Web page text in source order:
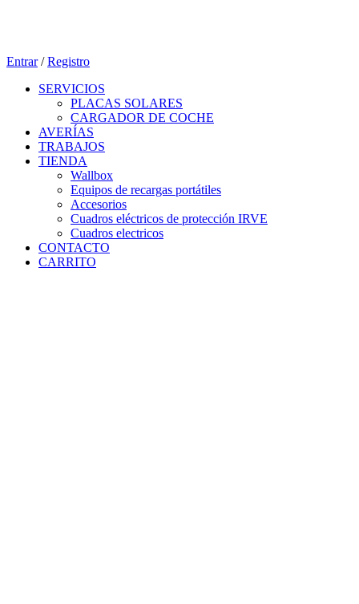
Entrar / Registro
SERVICIOS
PLACAS SOLARES
CARGADOR DE COCHE
AVERÍAS
TRABAJOS
TIENDA
Wallbox
Equipos de recargas portátiles
Accesorios
Cuadros eléctricos de protección IRVE
Cuadros electricos
CONTACTO
CARRITO